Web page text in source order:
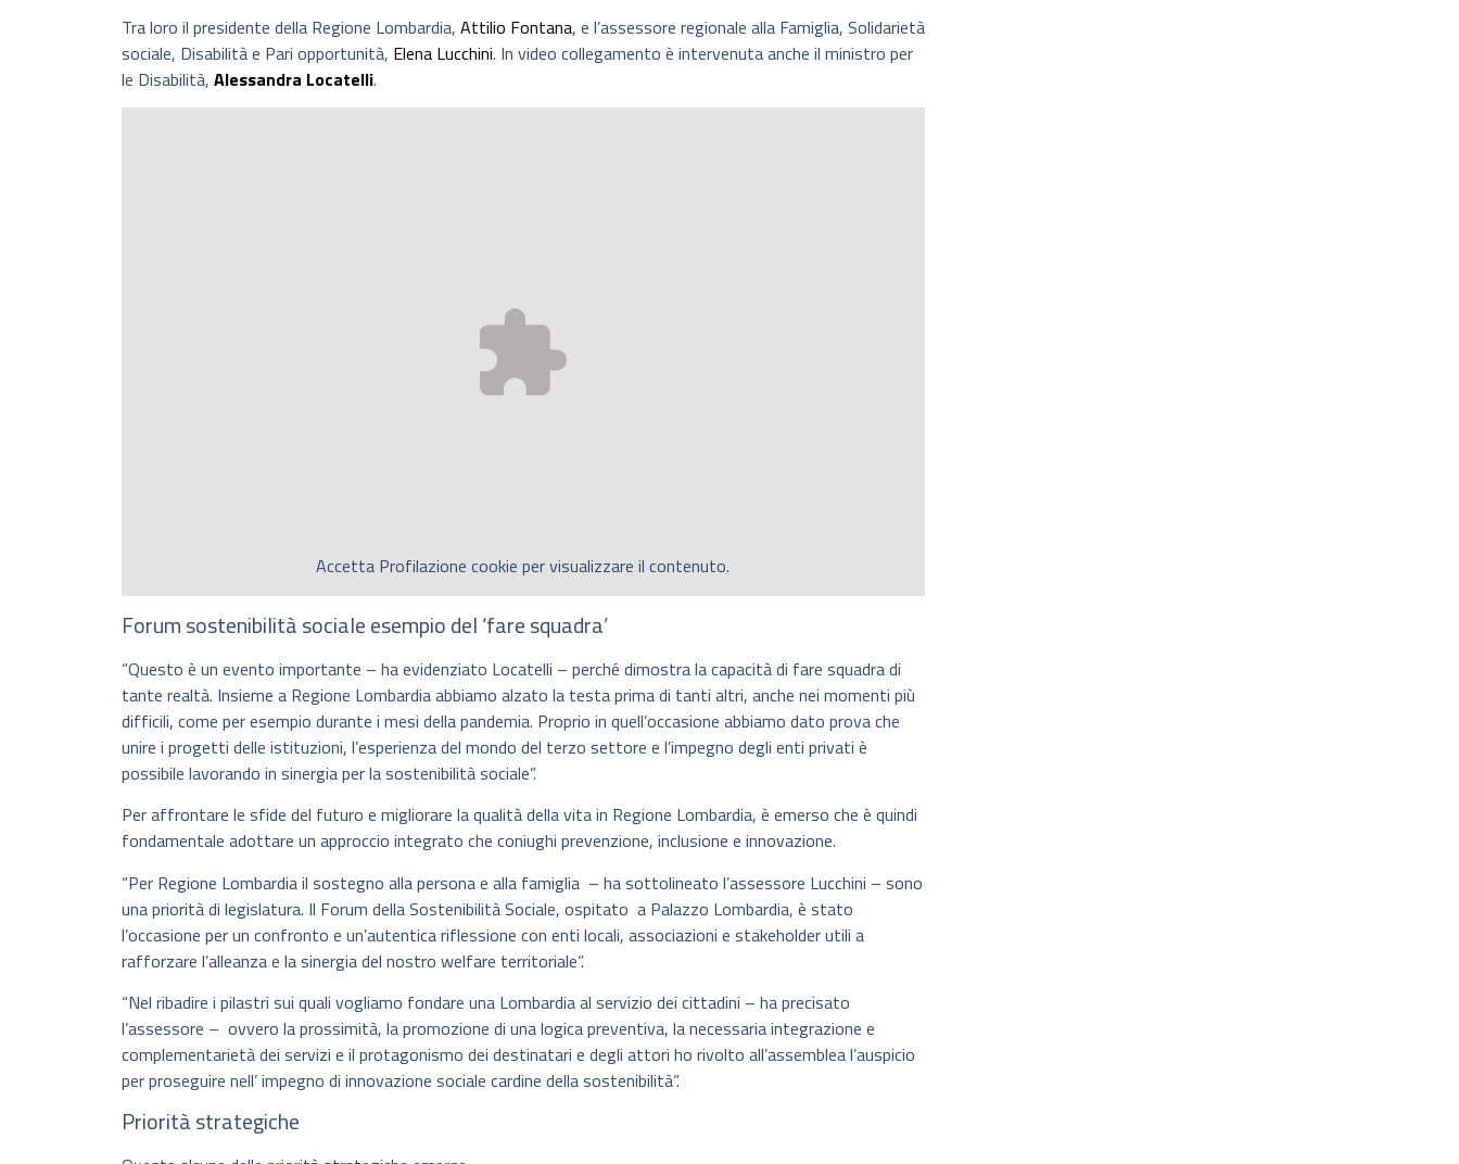
Tra loro il presidente della Regione Lombardia, Attilio Fontana, e l’assessore regionale alla Famiglia, Solidarietà
sociale, Disabilità e Pari opportunità, Elena Lucchini. In video collegamento è intervenuta anche il ministro per
le Disabilità, Alessandra Locatelli.
Accetta Profilazione cookie per visualizzare il contenuto.
Forum sostenibilità sociale esempio del ‘fare squadra’
“Questo è un evento importante – ha evidenziato Locatelli – perché dimostra la capacità di fare squadra di
tante realtà. Insieme a Regione Lombardia abbiamo alzato la testa prima di tanti altri, anche nei momenti più
difficili, come per esempio durante i mesi della pandemia. Proprio in quell’occasione abbiamo dato prova che
unire i progetti delle istituzioni, l’esperienza del mondo del terzo settore e l’impegno degli enti privati è
possibile lavorando in sinergia per la sostenibilità sociale”.
Per affrontare le sfide del futuro e migliorare la qualità della vita in Regione Lombardia, è emerso che è quindi
fondamentale adottare un approccio integrato che coniughi prevenzione, inclusione e innovazione.
“Per Regione Lombardia il sostegno alla persona e alla famiglia – ha sottolineato l’assessore Lucchini – sono
una priorità di legislatura. Il Forum della Sostenibilità Sociale, ospitato a Palazzo Lombardia, è stato
l’occasione per un confronto e un’autentica riflessione con enti locali, associazioni e stakeholder utili a
rafforzare l’alleanza e la sinergia del nostro welfare territoriale”.
“Nel ribadire i pilastri sui quali vogliamo fondare una Lombardia al servizio dei cittadini – ha precisato
l’assessore – ovvero la prossimità, la promozione di una logica preventiva, la necessaria integrazione e
complementarietà dei servizi e il protagonismo dei destinatari e degli attori ho rivolto all’assemblea l’auspicio
per proseguire nell’ impegno di innovazione sociale cardine della sostenibilità”.
Priorità strategiche